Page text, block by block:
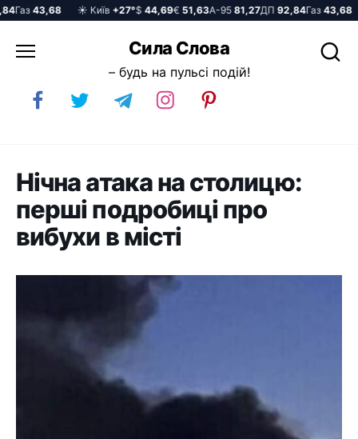
Газ43,68 ☀️ Київ+27°$44,69€51,63А-9581,27ДП92,84Газ43,68
до
Сила Слова
– будь на пульсі подій!
Нічна атака на столицю:
перші подробиці про
вибухи в місті